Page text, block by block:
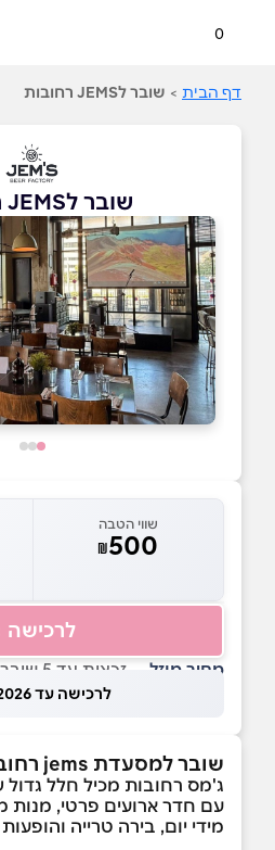
0
דף הבית > שובר לJEMS רחובות
שובר לJEMS רחובות
שווי הטבה
₪500
לרכישה
מחיר מוזל — זכאות עד 5 שוברים לחודש קלנדרי
לרכישה עד 31.08.2026
שובר למסעדת jems רחובות בשווי ₪500
ג'מס רחובות מכיל חלל
עם חדר ארועים פרטי, מנות
מידי יום, בירה טרייה